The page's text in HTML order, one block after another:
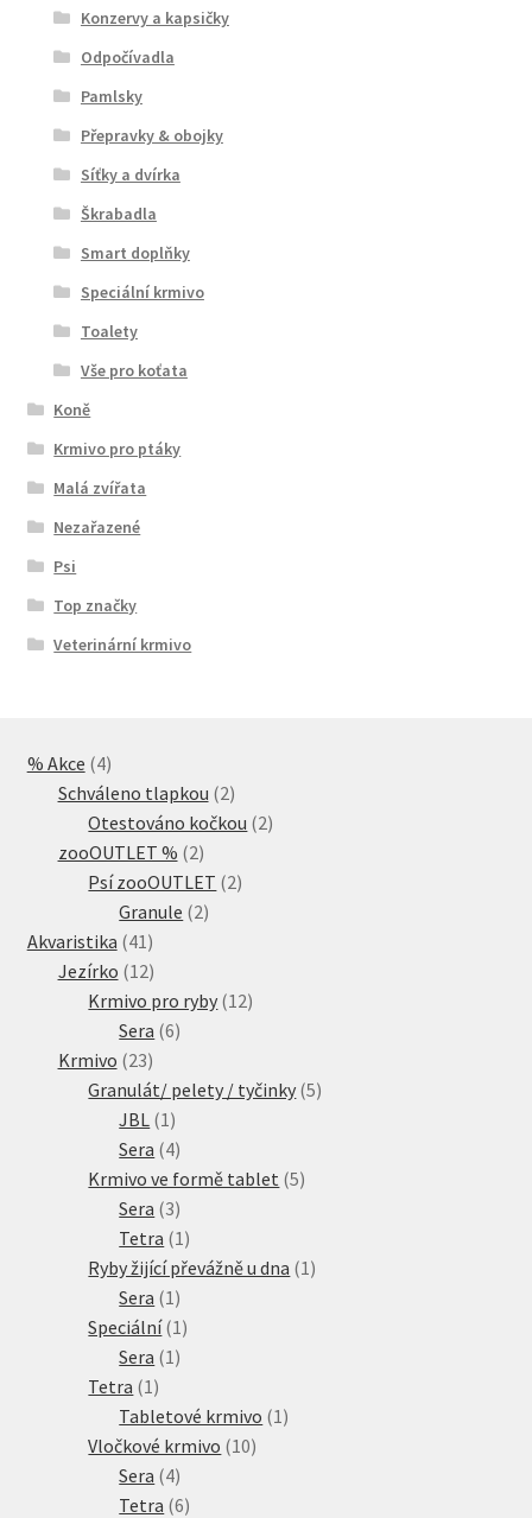
Konzervy a kapsičky
Odpočívadla
Pamlsky
Přepravky & obojky
Síťky a dvírka
Škrabadla
Smart doplňky
Speciální krmivo
Toalety
Vše pro koťata
Koně
Krmivo pro ptáky
Malá zvířata
Nezařazené
Psi
Top značky
Veterinární krmivo
% Akce 44
produkty
Schváleno tlapkou 22
produkty
Otestováno kočkou 22
zooOUTLET % 22
produkty
Psí zooOUTLET 22
Granule 22
Akvaristika 41 41
produktů
Jezírko 1212
produktů
Krmivo pro ryby 1212
Sera 66
Krmivo 2323
produktů
Granulát/ pelety / tyčinky 55
JBL 1 1
produkt
Sera 44
produkty
Krmivo ve formě tablet 55
Sera 33
produkty
Tetra 1 1
produkt
Ryby žijící převážně u dna 1 1
Sera 1 1
produkt
Speciální 1 1
Sera 1 1
Tetra 1 1
produkt
Tabletové krmivo 1 1
Vločkové krmivo 1010
Sera 44
produkty
Tetra 66